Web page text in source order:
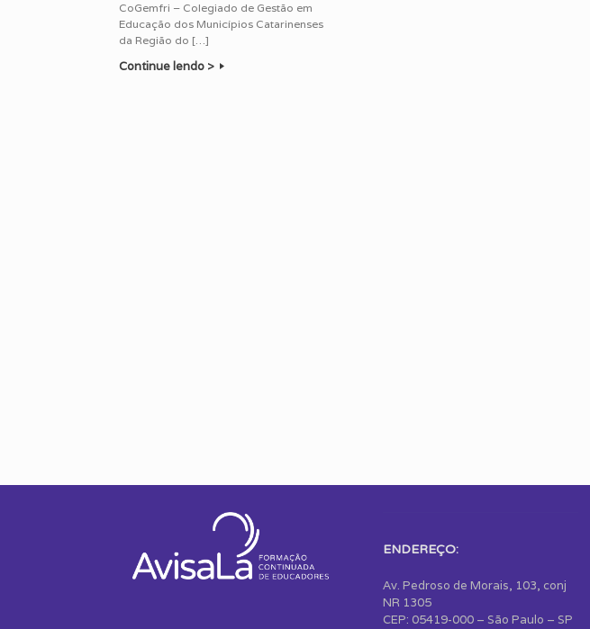
CoGemfri – Colegiado de Gestão em
Educação dos Municípios Catarinenses
da Região do […]
Continue lendo >
ENDEREÇO:
Av. Pedroso de Morais, 103, conj
NR 1305
CEP: 05419-000 – São Paulo – SP